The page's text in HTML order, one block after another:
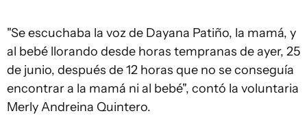
"Se escuchaba la voz de Dayana Patiño, la mamá, y
al bebé llorando desde horas tempranas de ayer, 25
de junio, después de 12 horas que no se conseguía
encontrar a la mamá ni al bebé", contó la voluntaria
Merly Andreina Quintero.